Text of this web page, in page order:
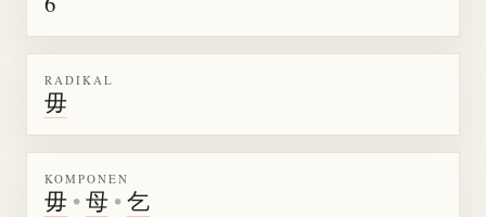
RADIKAL
毋
KOMPONEN
毋 •母 •乞